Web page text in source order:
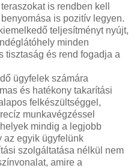
is rendben kell
is pozitív legyen.
teljesítményt nyújt,
minden
tisztaság és rend fogadja a
ügyfelek számára
és hatékony takarítási
felkészültséggel,
munkavégzéssel
mindig a legjobb
az egyik ügyfelünk
szolgáltatása nélkül nem
amire a